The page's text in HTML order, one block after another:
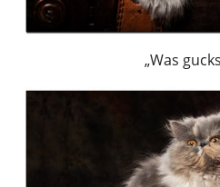
„Was